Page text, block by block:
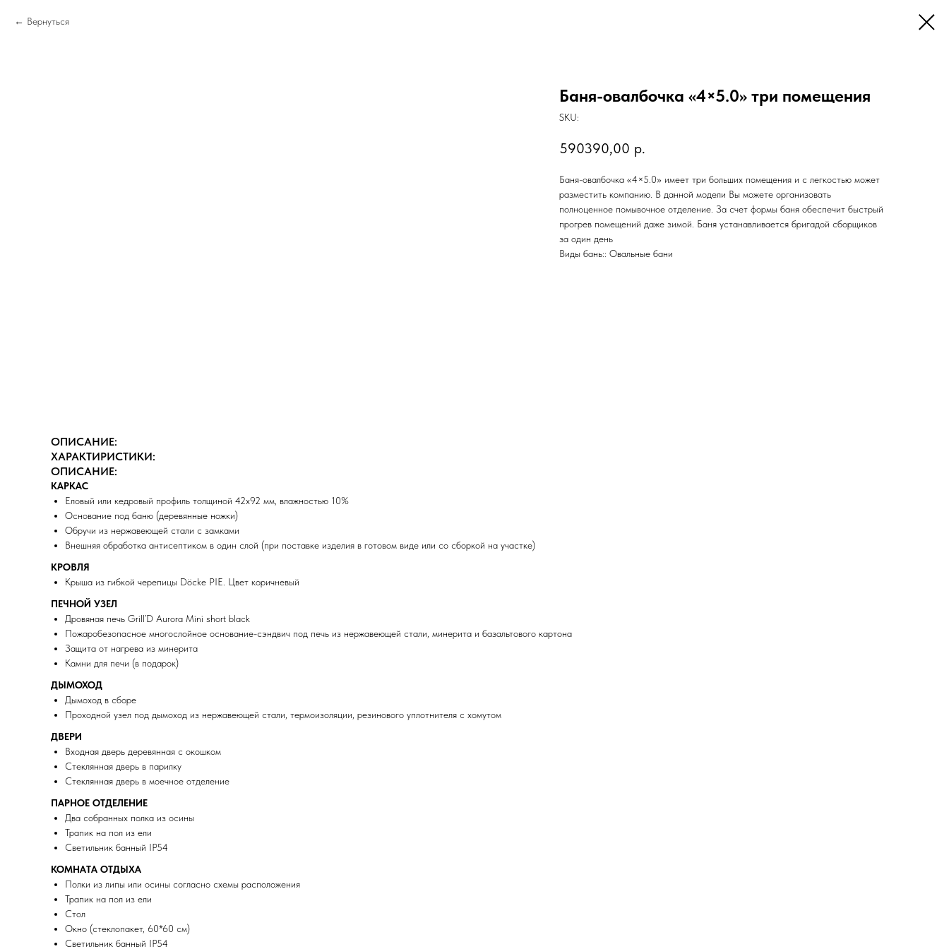
Вернуться
Баня-овалбочка «4×5.0» три помещения
SKU:
590390,00 р.
Баня-овалбочка «4×5.0» имеет три больших помещения и с легкостью может
разместить компанию. В данной модели Вы можете организовать
полноценное помывочное отделение. За счет формы баня обеспечит быстрый
прогрев помещений даже зимой. Баня устанавливается бригадой сборщиков
за один день
Виды бань:: Овальные бани
ОПИСАНИЕ:
ХАРАКТИРИСТИКИ:
ОПИСАНИЕ:
КАРКАС
Еловый или кедровый профиль толщиной 42х92 мм, влажностью 10%
Основание под баню (деревянные ножки)
Обручи из нержавеющей стали с замками
Внешняя обработка антисептиком в один слой (при поставке изделия в готовом виде или со сборкой на участке)
КРОВЛЯ
Крыша из гибкой черепицы Döcke PIE. Цвет коричневый
ПЕЧНОЙ УЗЕЛ
Дровяная печь Grill’D Aurora Mini short black
Пожаробезопасное многослойное основание-сэндвич под печь из нержавеющей стали, минерита и базальтового картона
Защита от нагрева из минерита
Камни для печи (в подарок)
ДЫМОХОД
Дымоход в сборе
Проходной узел под дымоход из нержавеющей стали, термоизоляции, резинового уплотнителя с хомутом
ДВЕРИ
Входная дверь деревянная с окошком
Стеклянная дверь в парилку
Стеклянная дверь в моечное отделение
ПАРНОЕ ОТДЕЛЕНИЕ
Два собранных полка из осины
Трапик на пол из ели
Светильник банный IP54
КОМНАТА ОТДЫХА
Полки из липы или осины согласно схемы расположения
Трапик на пол из ели
Стол
Окно (стеклопакет, 60*60 см)
Светильник банный IP54